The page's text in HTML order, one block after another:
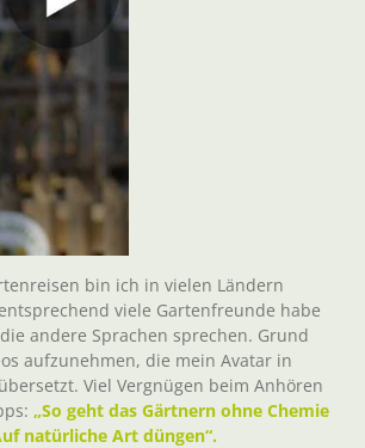
bin ich in vielen Ländern
viele Gartenfreunde habe
andere Sprachen sprechen. Grund
aufzunehmen, die mein Avatar in
Viel Vergnügen beim Anhören
„So geht das Gärtnern ohne Chemie
natürliche Art düngen“.